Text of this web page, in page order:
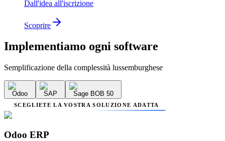
Dall'idea all'iscrizione
Scoprire
Implementiamo ogni software
Semplificazione della complessità lussemburghese
Odoo SAP Sage BOB 50
SCEGLIETE LA VOSTRA SOLUZIONE ADATTA
Odoo ERP